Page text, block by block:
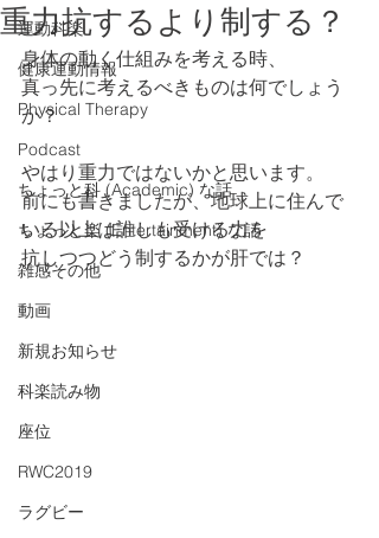
運動科楽
健康運動情報
Physical Therapy
Podcast
ちょっと科 (Academic) な話
ちょっと楽 (Entertainment) な話
雑感その他
動画
新規お知らせ
科楽読み物
座位
RWC2019
ラグビー
重力抗するより制する？
身体の動く仕組みを考える時、
真っ先に考えるべきものは何でしょう
か？
やはり重力ではないかと思います。
前にも書きましたが、地球上に住んで
いる以上は誰しも受ける力を
抗しつつどう制するかが肝では？